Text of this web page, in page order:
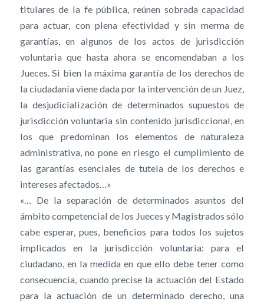
titulares de la fe pública, reúnen sobrada capacidad
para actuar, con plena efectividad y sin merma de
garantías, en algunos de los actos de jurisdicción
voluntaria que hasta ahora se encomendaban a los
Jueces. Si bien la máxima garantía de los derechos de
la ciudadanía viene dada por la intervención de un Juez,
la desjudicialización de determinados supuestos de
jurisdicción voluntaria sin contenido jurisdiccional, en
los que predominan los elementos de naturaleza
administrativa, no pone en riesgo el cumplimiento de
las garantías esenciales de tutela de los derechos e
intereses afectados…»
«… De la separación de determinados asuntos del
ámbito competencial de los Jueces y Magistrados sólo
cabe esperar, pues, beneficios para todos los sujetos
implicados en la jurisdicción voluntaria: para el
ciudadano, en la medida en que ello debe tener como
consecuencia, cuando precise la actuación del Estado
para la actuación de un determinado derecho, una